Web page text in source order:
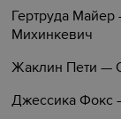
Гертруда
Михинкевич
Жаклин Пети —
Джессика Фокс